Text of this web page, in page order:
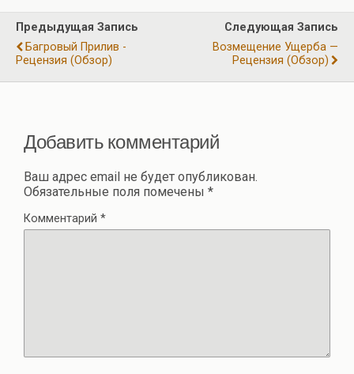
o
o
k
a
m
A
p
p
р
а
в
Предыдущая Запись
Багровый Прилив -
Рецензия (обзор)
Следующая Запись
Возмещение Ущерба —
Рецензия (обзор)
Добавить комментарий
Ваш адрес email не будет опубликован.
Обязательные поля помечены *
Комментарий *